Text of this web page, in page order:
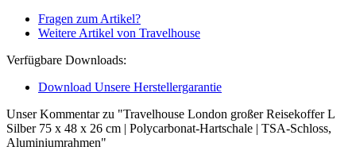
Fragen zum Artikel?
Weitere Artikel von Travelhouse
Verfügbare Downloads:
Download Unsere Herstellergarantie
Unser Kommentar zu "Travelhouse London großer Reisekoffer L
Silber 75 x 48 x 26 cm | Polycarbonat-Hartschale | TSA-Schloss,
Aluminiumrahmen"